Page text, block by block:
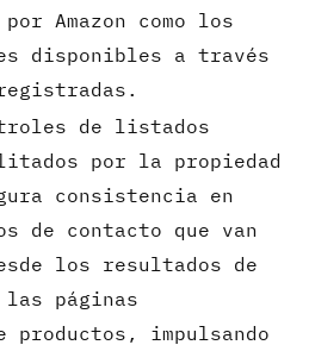
Amazon como los
disponibles a través
de listados
por la propiedad
consistencia en
de contacto que van
los resultados de
las páginas
impulsando